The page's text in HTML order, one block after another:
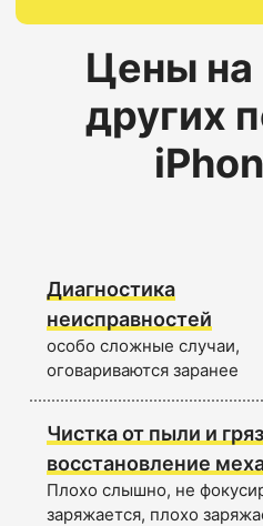
Цены на
других
Диагностика
неисправностей
особо сложные случаи,
оговариваются заранее
Чистка от пыли и
восстановление
Плохо слышно, не
заряжается, плохо